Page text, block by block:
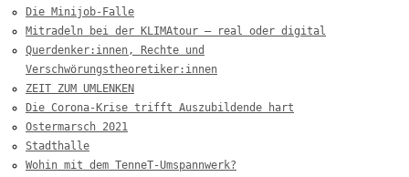
Die Minijob-Falle
Mitradeln bei der KLIMAtour – real oder digital
Querdenker:innen, Rechte und
Verschwörungstheoretiker:innen
ZEIT ZUM UMLENKEN
Die Corona-Krise trifft Auszubildende hart
Ostermarsch 2021
Stadthalle
Wohin mit dem TenneT-Umspannwerk?